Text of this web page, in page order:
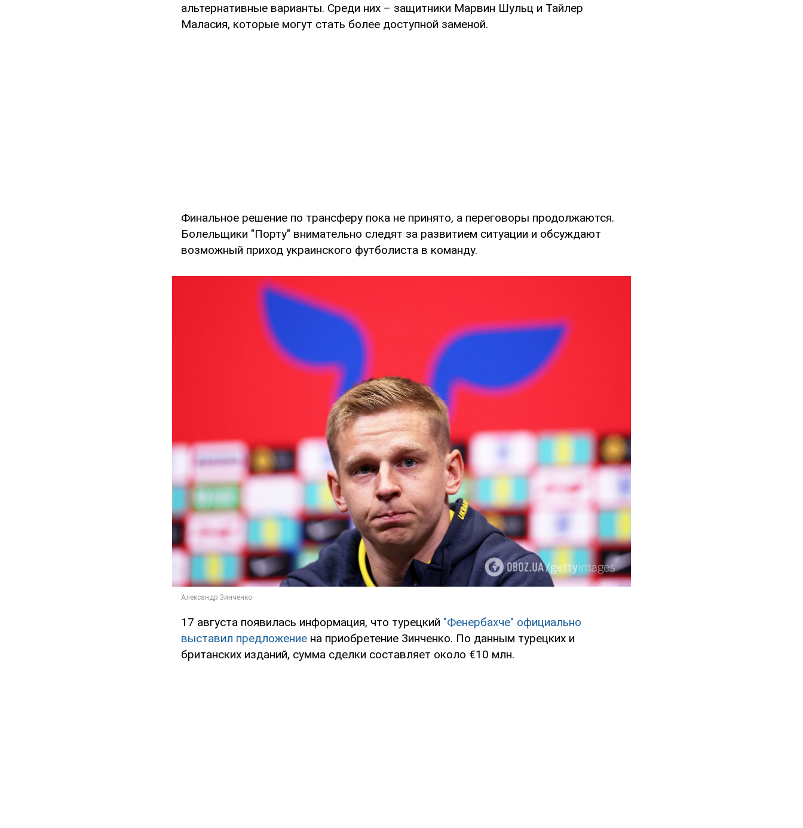
альтернативные варианты. Среди них – защитники Марвин Шульц и Тайлер
Маласия, которые могут стать более доступной заменой.
Финальное решение по трансферу пока не принято, а переговоры продолжаются.
Болельщики "Порту" внимательно следят за развитием ситуации и обсуждают
возможный приход украинского футболиста в команду.
17 августа появилась информация, что турецкий "Фенербахче" официально
выставил предложение на приобретение Зинченко. По данным турецких и
британских изданий, сумма сделки составляет около €10 млн.